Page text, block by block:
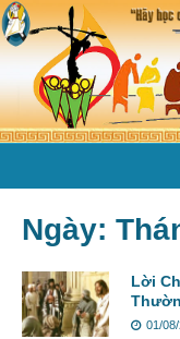
Ngày:
Lời
01/